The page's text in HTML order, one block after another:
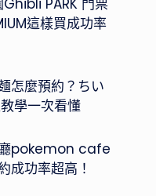
Ghibli PARK 門票
這樣買成功率
怎麼預約？ちい
學一次看懂
廳pokemon cafe
成功率超高！